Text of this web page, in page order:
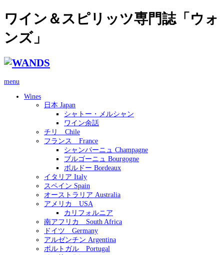
ワイン＆スピリッツ専門誌「ウォ
ンズ」
menu
Wines
日本 Japan
シャトー・メルシャン
ワイン余話
チリ Chile
フランス France
シャンパーニュ Champagne
ブルゴーニュ Bourgogne
ボルドー Bordeaux
イタリア Italy
スペイン Spain
オーストラリア Australia
アメリカ USA
カリフォルニア
南アフリカ South Africa
ドイツ Germany
アルゼンチン Argentina
ポルトガル Portugal